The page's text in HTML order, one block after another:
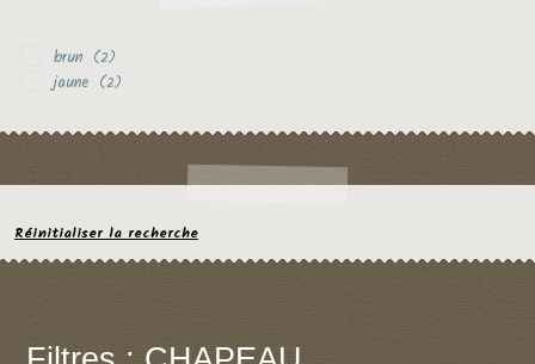
brun (2)
jaune (2)
Réinitialiser la recherche